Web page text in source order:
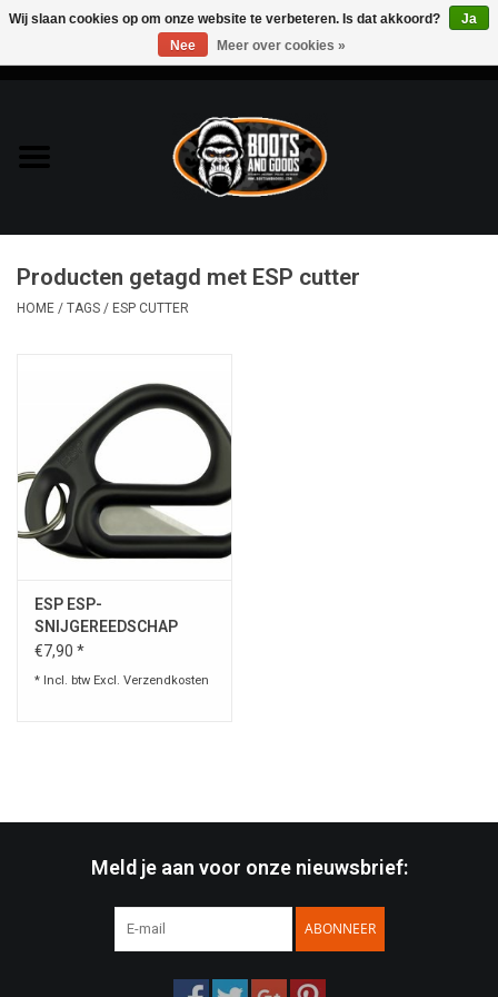
Bags & Packs
Bescherming
Messen & Multitools
Schoenen
Speelgoed
Survival
Producten getagd met ESP cutter
HOME / TAGS / ESP CUTTER
ESP ESP-
SNIJGEREEDSCHAP
VOOR WEGWERPBOEIEN
€7,90 *
* Incl. btw Excl. Verzendkosten
Meld je aan voor onze nieuwsbrief:
ABONNEER
Wij slaan cookies op om onze website te verbeteren. Is dat akkoord?
Ja
Nee
Meer over cookies »